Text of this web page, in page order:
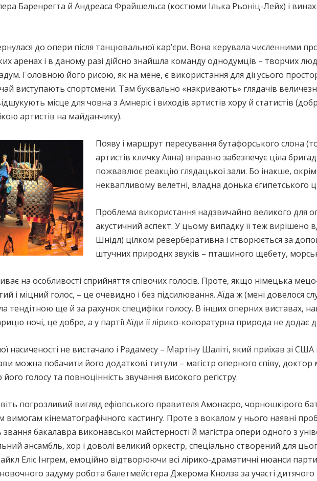
Баренрегта й Андреаса Фрайшельса (костюми Ілька Рьоніц-Лейх) і
до опери після танцювальної кар’єри. Вона керувала численними
аренах і в даному разі дійсно знайшла команду однодумців – творчих
Головною його рисою, як на мене, є використання для дії усього
виступають спортсмени. Там буквально «накривають» глядачів
місце для човна з Амнеріс і виходів артистів хору й статистів
артистів на майданчику).
Появу і маршрут пересування бутафорського слона
артистів кличку Аяна) вправно забезпечує ціла
пожвавлює реакцію глядацької зали. Бо інакше,
неквапливому велетні, владна донька єгипетського
Проблема використання надзвичайно великого для
акустичний аспект. У цьому випадку її теж вирішено
Шнідл) цілком реверберативна і створюється за
штучних природнх звуків – пташиного щебету,
на особливості сприйняття співочих голосів. Проте, якщо німецька
і міцний голос, – це очевидно і без підсилювання. Аїда ж (мені довелося
тендітною ще й за рахунок специфіки голосу. В інших оперних виставах,
ночі, це добре, а у партії Аїди її лірико-колоратурна природа не додає
насиченості не вистачало і Радамесу – Мартіну Шаліті, який приїхав зі
можна побачити його додаткові титули – магістр оперного співу,
голосу та повноцінність звучання високого регістру.
погрозливий вигляд ефіопського правителя Амонасро, чорношкірого
вимогам кінематографічного кастингу. Проте з вокалом у нього наявні
бакалавра виконавської майстерності й магістра опери одного з
ансамбль, хор і доволі великий оркестр, спеціально створений для
Еліс Інгрем, емоційно відтворюючи всі лірико-драматичні нюанси
задуму робота балетмейстера Джерома Кнолза за участі дитячого